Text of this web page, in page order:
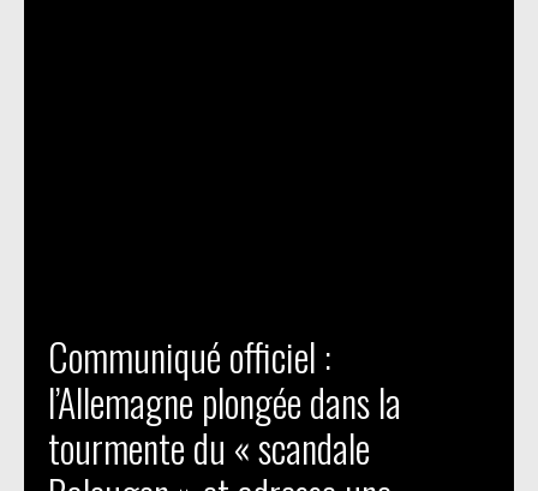
Communiqué officiel :
l’Allemagne plongée dans la
tourmente du « scandale